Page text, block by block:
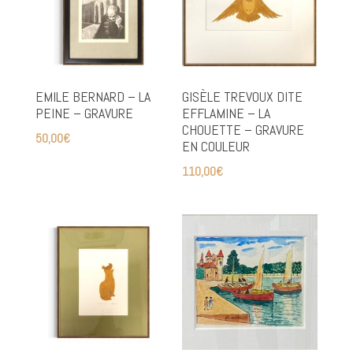
EMILE BERNARD – LA
PEINE – GRAVURE
50,00€
GISÈLE TREVOUX DITE
EFFLAMINE – LA
CHOUETTE – GRAVURE
EN COULEUR
110,00€